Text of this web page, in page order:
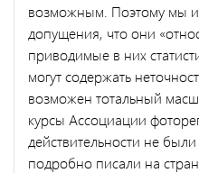
возможным. Поэтому мы
допущения, что они
приводимые в них
могут содержать
возможен тотальный
курсы Ассоциации
действительности не
подробно писали на